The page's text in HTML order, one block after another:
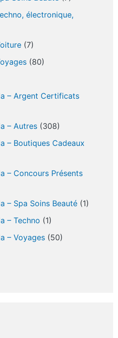
électronique,
(7)
(80)
– Argent Certificats
– Autres (308)
– Boutiques Cadeaux
– Concours Présents
– Spa Soins Beauté (1)
– Techno (1)
– Voyages (50)